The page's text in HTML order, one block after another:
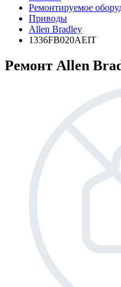
Ремонтируемое
Приводы
Allen Bradley
1336FB020AEIT
Ремонт Allen